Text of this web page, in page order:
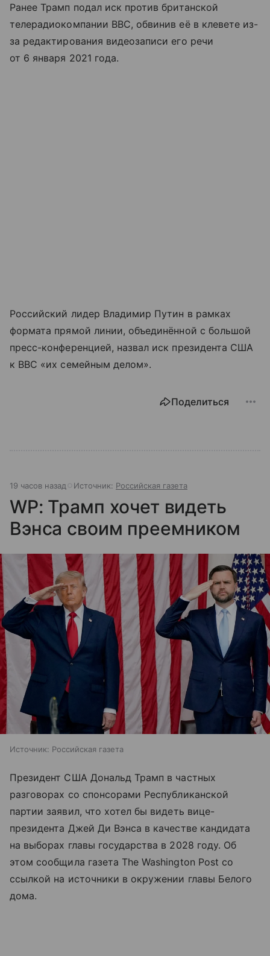
Ранее Трамп подал иск против британской
телерадиокомпании BBC, обвинив её в клевете из-
за редактирования видеозаписи его речи
от 6 января 2021 года.
Российский лидер Владимир Путин в рамках
формата прямой линии, объединённой с большой
пресс-конференцией, назвал иск президента США
к BBC «их семейным делом».
Поделиться
19 часов назад Источник: Российская газета
WP: Трамп хочет видеть
Вэнса своим преемником
Источник: Российская газета
Президент США Дональд Трамп в частных
разговорах со спонсорами Республиканской
партии заявил, что хотел бы видеть вице-
президента Джей Ди Вэнса в качестве кандидата
на выборах главы государства в 2028 году. Об
этом сообщила газета The Washington Post со
ссылкой на источники в окружении главы Белого
дома.